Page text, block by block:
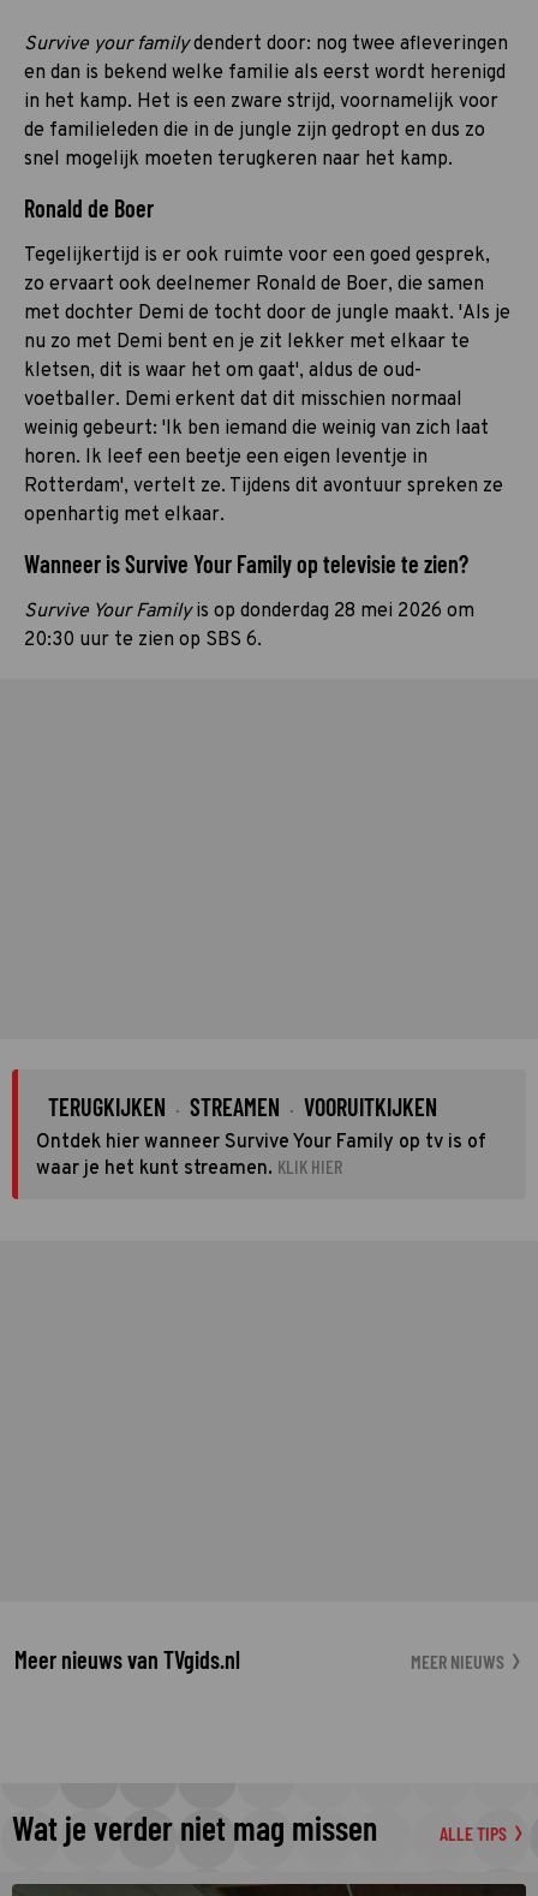
Survive your familydendert door: nog twee afleveringen
en dan is bekend welke familie als eerst wordt herenigd
in het kamp. Het is een zware strijd, voornamelijk voor
de familieleden die in de jungle zijn gedropt en dus zo
snel mogelijk moeten terugkeren naar het kamp.
Ronald de Boer
Tegelijkertijd is er ook ruimte voor een goed gesprek,
zo ervaart ook deelnemer Ronald de Boer, die samen
met dochter Demi de tocht door de jungle maakt. 'Als je
nu zo met Demi bent en je zit lekker met elkaar te
kletsen, dit is waar het om gaat', aldus de oud-
voetballer. Demi erkent dat dit misschien normaal
weinig gebeurt: 'Ik ben iemand die weinig van zich laat
horen. Ik leef een beetje een eigen leventje in
Rotterdam', vertelt ze. Tijdens dit avontuur spreken ze
openhartig met elkaar.
Wanneer is Survive Your Family op televisie te zien?
Survive Your Familyis op donderdag 28 mei 2026 om
20:30 uur te zien op SBS 6.
TERUGKIJKEN · STREAMEN · VOORUITKIJKEN
Ontdek hier wanneer Survive Your Family op tv is of
waar je het kunt streamen. KLIK HIER
Meer nieuws van TVgids.nl MEER NIEUWS
Wat je verder niet mag missen ALLE TIPS